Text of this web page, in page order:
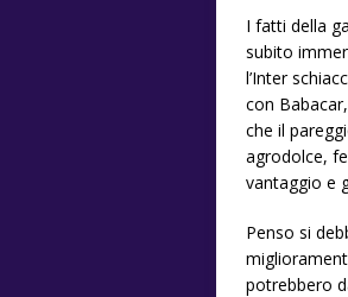
I fatti della
subito
l’Inter
con
che il
agrodolce,
vantaggio e
Penso si
potrebbero